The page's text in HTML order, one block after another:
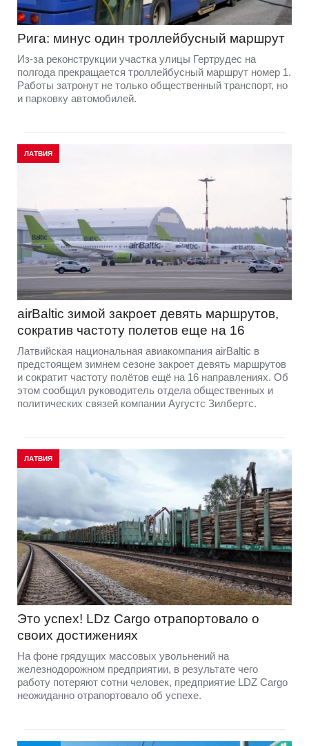
Рига: минус один троллейбусный маршрут
Из-за реконструкции участка улицы Гертрудес на
полгода прекращается троллейбусный маршрут номер 1.
Работы затронут не только общественный транспорт, но
и парковку автомобилей.
ЛАТВИЯ
airBaltic зимой закроет девять маршрутов,
сократив частоту полетов еще на 16
Латвийская национальная авиакомпания airBaltic в
предстоящем зимнем сезоне закроет девять маршрутов
и сократит частоту полётов ещё на 16 направлениях. Об
этом сообщил руководитель отдела общественных и
политических связей компании Аугустс Зилбертс.
ЛАТВИЯ
Это успех! LDz Cargo отрапортовало о
своих достижениях
На фоне грядущих массовых увольнений на
железнодорожном предприятии, в результате чего
работу потеряют сотни человек, предприятие LDZ Cargо
неожиданно отрапортовало об успехе.